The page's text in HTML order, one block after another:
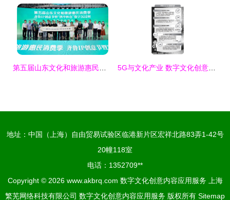
地址：中国（上海）自由贸易试验区临港新片区宏祥北路83弄1-42号
20幢118室
电话：1352709**
Copyright © 2026 www.akbrq.com 数字文化创意内容应用服务
上海
繁芜网络科技有限公司 数字文化创意内容应用服务 版权所有 Sitemap